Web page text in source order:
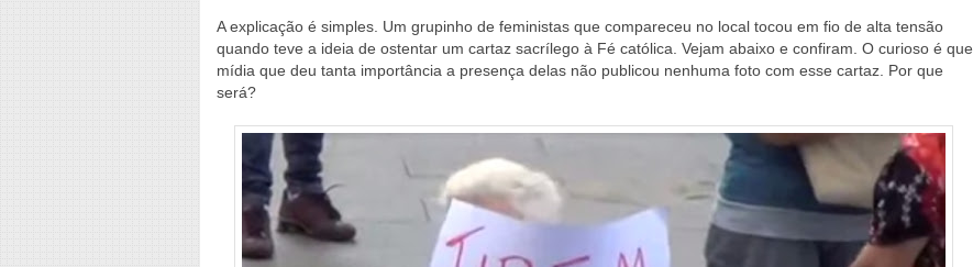
A explicação é simples. Um grupinho de feministas que compareceu no local tocou em fio de alta tensão
quando teve a ideia de ostentar um cartaz sacrílego à Fé católica. Vejam abaixo e confiram. O curioso é que
mídia que deu tanta importância a presença delas não publicou nenhuma foto com esse cartaz. Por que
será?